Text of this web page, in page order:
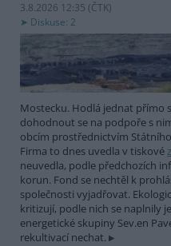
3.8.2026 12:35 (ČTK)
Diskuse: 2
Mostecku. Hodlá jednat přímo
dohodnout se na podpoře s
obcím prostřednictvím
Firma to dnes uvedla v tiskové
neuvedla, podle předchozích
korun. Fond se nechtěl k
společnosti vyjadřovat.
kritizují, podle nich se naplnily
energetické skupiny Sev.en
rekultivací nechat.